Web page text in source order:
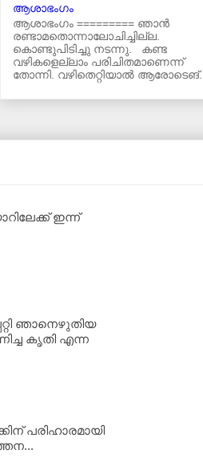
ആശാഭംഗം
ആശാഭംഗം ========= ഞാൻ
രണ്ടാമതൊന്നാലോചിച്ചില്ല.
കൊണ്ടുപിടിച്ചു നടന്നു. കണ്ട
വഴികളെല്ലാം പരിചിതമാണെന്ന്
തോന്നി. വഴിതെറ്റിയാൽ ആരോടെങ്...
ഇന്ന്
ഞാനെഴുതിയ
കൃതി എന്ന
പരിഹാരമായി